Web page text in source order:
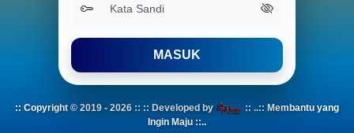
MASUK
:: Copyright © 2019 - 2026 :: :: Developed by
:: ..:: Membantu yang
Ingin Maju ::..